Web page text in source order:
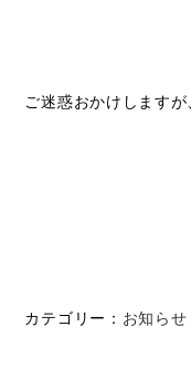
ご迷惑おかけしますが
カテゴリー： お知らせ